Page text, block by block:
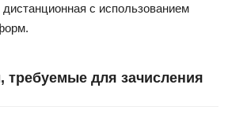
с использованием
требуемые для зачисления